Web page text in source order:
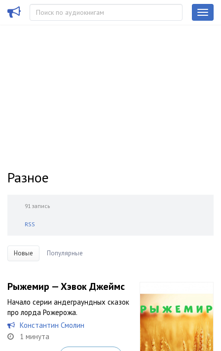
Разное
91 запись
RSS
Новые Популярные
Рыжемир — Хэвок Джеймс
Начало серии андеграундных сказок
про лорда Рожерожа.
Константин Смолин
1 минута